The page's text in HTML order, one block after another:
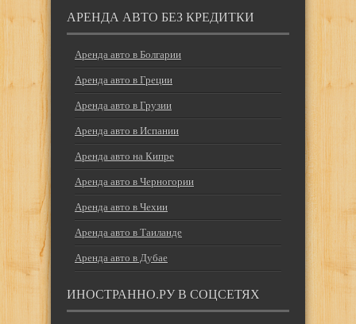
АРЕНДА АВТО БЕЗ КРЕДИТКИ
Аренда авто в Болгарии
Аренда авто в Греции
Аренда авто в Грузии
Аренда авто в Испании
Аренда авто на Кипре
Аренда авто в Черногории
Аренда авто в Чехии
Аренда авто в Таиланде
Аренда авто в Дубае
ИНОСТРАННО.РУ В СОЦСЕТЯХ